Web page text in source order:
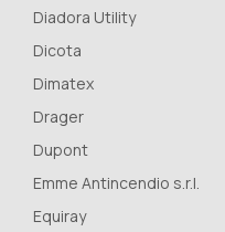
Diadora Utility
Dicota
Dimatex
Drager
Dupont
Emme Antincendio s.r.l.
Equiray